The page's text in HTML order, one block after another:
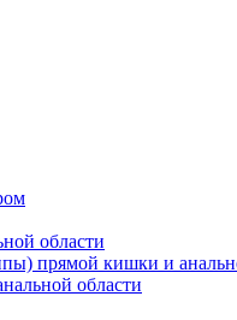
области
прямой кишки и
области